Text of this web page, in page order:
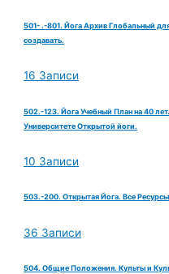
501- .-801. Йога Архив Глобальный
создавать.
16 Записи
502.-123. Йога Учебный План на 40
Университете Открытой йоги.
10 Записи
503.-200. Открытая Йога. Все Ресурсы
36 Записи
504. Общие Положения. Культы и